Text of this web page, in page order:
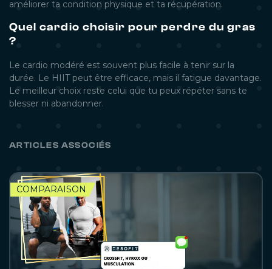
améliorer ta condition physique et ta récupération.
Quel cardio choisir pour perdre du gras
?
Le cardio modéré est souvent plus facile à tenir sur la
durée. Le HIIT peut être efficace, mais il fatigue davantage.
Le meilleur choix reste celui que tu peux répéter sans te
blesser ni abandonner.
ARTICLES ASSOCIÉS
COMPARAISON